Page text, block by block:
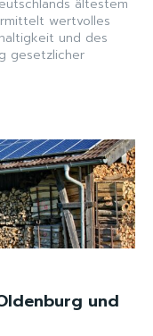
ältestem
wertvolles
und des
und